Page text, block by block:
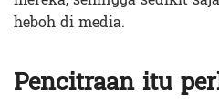
heboh di media.
Pencitraan itu